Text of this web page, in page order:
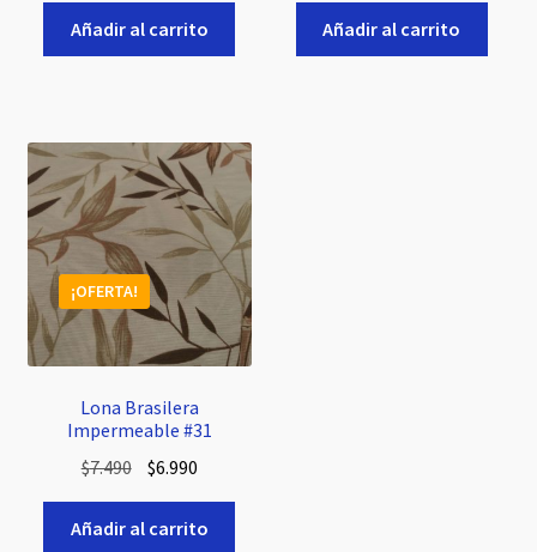
original
era:
actual
es:
Añadir al carrito
original
era:
actual
es:
Añadir al carrito
Lona Brasilera
Impermeable #31
¡OFERTA!
$7.490 El
precio
original
$6.990El
precio
actual
Añadir al carrito